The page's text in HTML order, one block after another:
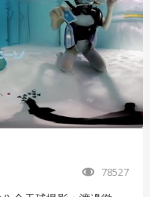
b1c8-41ba-
78527